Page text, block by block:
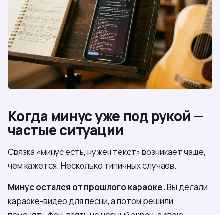
Когда минус уже под рукой —
частые ситуации
Связка «минус есть, нужен текст» возникает чаще,
чем кажется. Несколько типичных случаев.
Минус остался от прошлого караоке.Вы делали
караоке-видео для песни, а потом решили